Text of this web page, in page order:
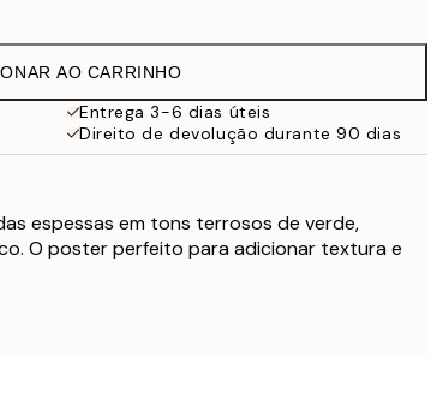
27,45 €
49 €
AO CARRINHO
Entrega 3-6 dias úteis
Direito de devolução durante 90 dias
espessas em tons terrosos de verde,
O poster perfeito para adicionar textura e